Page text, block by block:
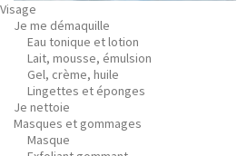
Visage
Je me démaquille
Eau tonique et lotion
Lait, mousse, émulsion
Gel, crème, huile
Lingettes et éponges
Je nettoie
Masques et gommages
Masque